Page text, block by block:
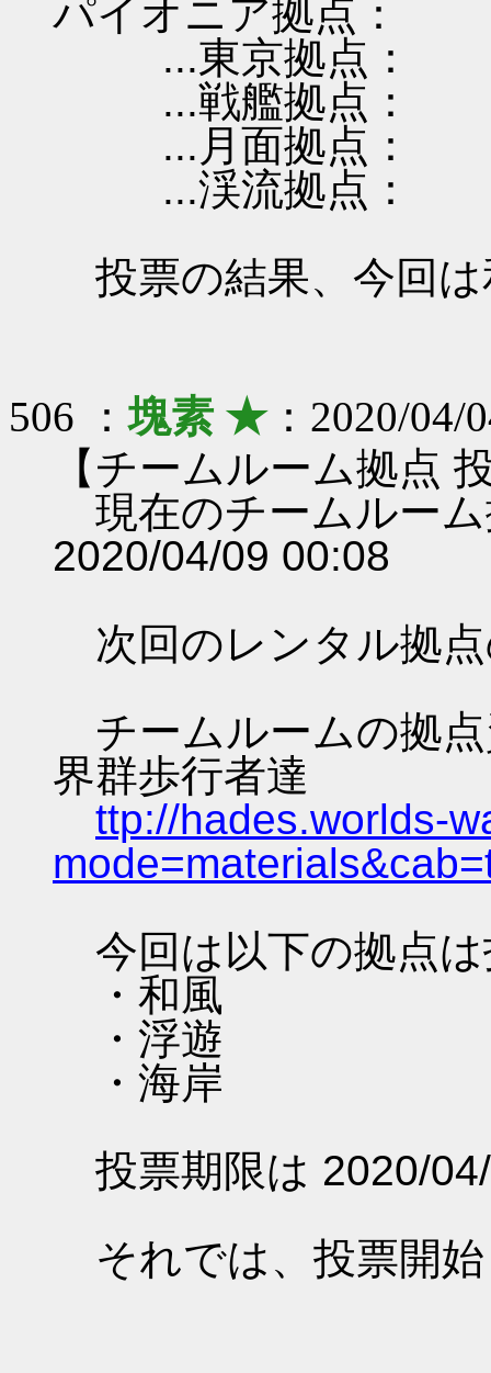
パイオニア拠点：
...東京拠点：
...戦艦拠点：
...月面拠点：
...渓流拠点：
投票の結果、今回
506 ：塊素 ★：2020/04/
【チームルーム拠点
現在のチームルー
2020/04/09 00:08
次回のレンタル拠
チームルームの拠
界群歩行者達
ttp://hades.worlds-
今回は以下の拠点
・和風
・浮遊
・海岸
投票期限は 2020/
それでは、投票開